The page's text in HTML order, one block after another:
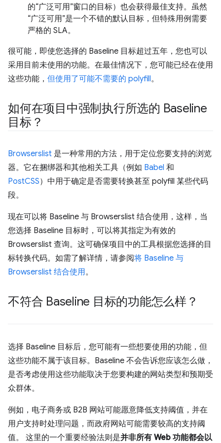
的“广泛可用”窗口的目标）也会获得最佳支持。虽然
“广泛可用”是一个不错的默认目标，但特殊用例需要
严格的 SLA。
很可能，即使您选择的 Baseline 目标超过五年，您也可以
采用目前未使用的功能。在最佳情况下，您可能已经在使用
这些功能， 但使用了可能不需要的 polyfill。
如何在项目中强制执行所选的 Baseline
目标？
Browserslist 是一种常用的方法，用于定位您要支持的浏览
器。它在捆绑器和其他相关工具（例如 Babel 和
PostCSS）中用于确定是否需要转换甚至 polyfill 某些代码
段。
现在可以将 Baseline 与 Browserslist 结合使用，这样，当
您选择 Baseline 目标时，可以将其指定为有效的
Browserslist 查询。这可确保项目中的工具根据您选择的目
标转换代码。如需了解详情，请参阅将 Baseline 与
Browserslist 结合使用。
不符合 Baseline 目标的功能怎么样？
选择 Baseline 目标后，您可能有一些想要使用的功能，但
这些功能不属于该目标。Baseline 不会告诉您应该怎么做，
是否考虑使用这些功能取决于您要构建的网站类型和预期受
众群体。
例如，电子商务或 B2B 网站可能愿意降低支持阈值，并在
用户支持时处理问题，而政府网站可能需要较高的支持阈
值。 这里的一个重要经验法则是并非所有 Web 功能都会以